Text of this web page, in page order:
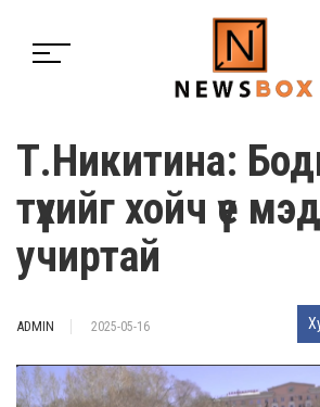
Т.Никитина:
түүхийг хойч үе
учиртай
ADMIN 2025-05-16